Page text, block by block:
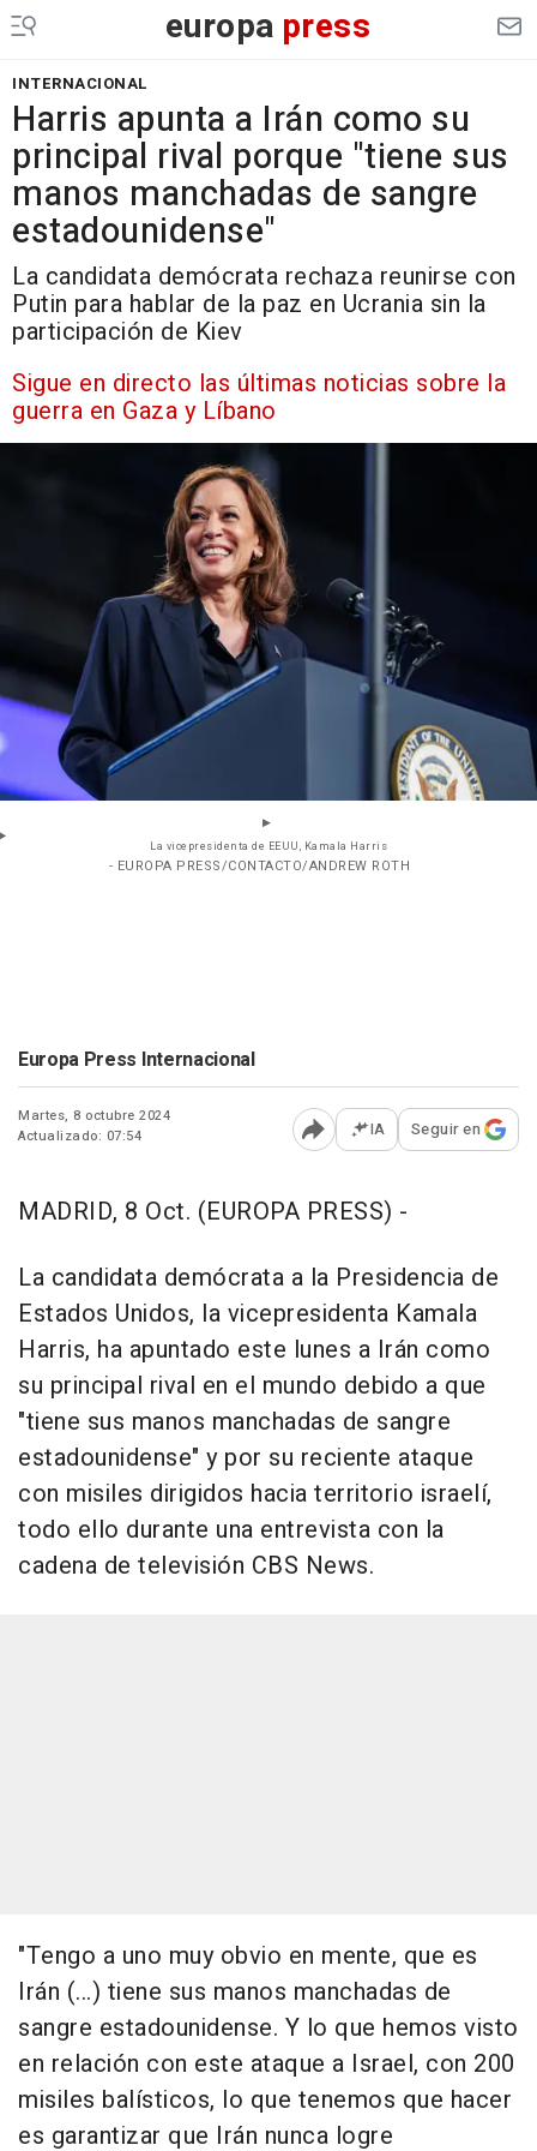
europa press
INTERNACIONAL
Harris apunta a Irán como su
principal rival porque "tiene sus
manos manchadas de sangre
estadounidense"
La candidata demócrata rechaza reunirse con
Putin para hablar de la paz en Ucrania sin la
participación de Kiev
Sigue en directo las últimas noticias sobre la
guerra en Gaza y Líbano
La vicepresidenta de EEUU, Kamala Harris
- EUROPA PRESS/CONTACTO/ANDREW ROTH
Europa Press Internacional
Martes, 8 octubre 2024
Actualizado: 07:54
Abrir opciones para
IA Seguir en
MADRID, 8 Oct. (EUROPA PRESS) -
La candidata demócrata a la Presidencia de
Estados Unidos, la vicepresidenta Kamala
Harris, ha apuntado este lunes a Irán como
su principal rival en el mundo debido a que
"tiene sus manos manchadas de sangre
estadounidense" y por su reciente ataque
con misiles dirigidos hacia territorio israelí,
todo ello durante una entrevista con la
cadena de televisión CBS News.
"Tengo a uno muy obvio en mente, que es
Irán (...) tiene sus manos manchadas de
sangre estadounidense. Y lo que hemos visto
en relación con este ataque a Israel, con 200
misiles balísticos, lo que tenemos que hacer
es garantizar que Irán nunca logre